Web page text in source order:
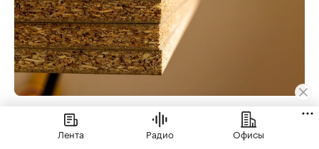
Фото: Toru Kimura / Shutterstock / FOTODOM
Типичный материал, от которого стоит
Лента Радио Офисы